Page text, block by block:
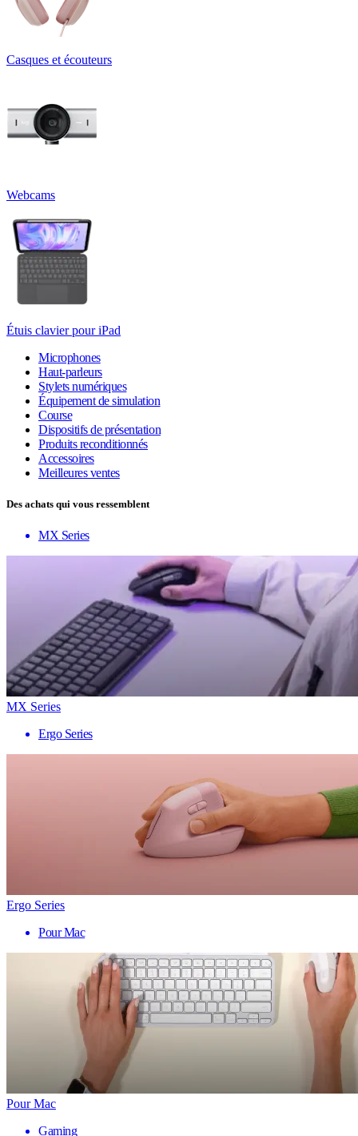
Casques et écouteurs
Webcams
Étuis clavier pour iPad
Microphones
Haut-parleurs
Stylets numériques
Équipement de simulation
Course
Dispositifs de présentation
Produits reconditionnés
Accessoires
Meilleures ventes
Des achats qui vous ressemblent
MX Series
MX Series
Ergo Series
Ergo Series
Pour Mac
Pour Mac
Gaming